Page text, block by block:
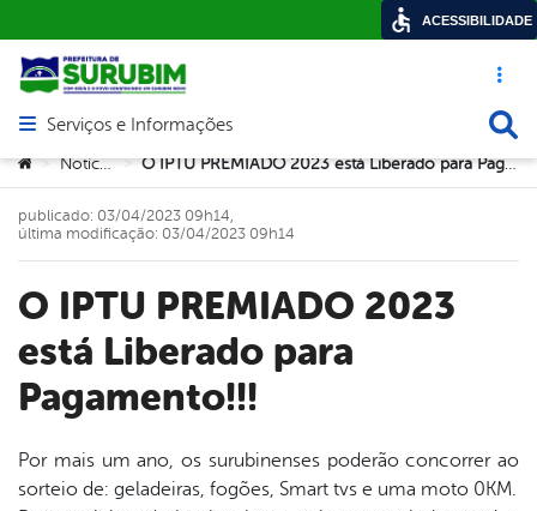
Acesso
Abrir menu principal de navegação
Serviços e Informações
Você está aqui:
> Notícias > O IPTU PREMIADO 2023 está Liberado para Pagamento!!!
O IPTU PREMIADO 2023
está Liberado para
Pagamento!!!
publicado: 03/04/2023 09h14,
última modificação: 03/04/2023 09h14
Por mais um ano, os surubinenses poderão concorrer ao
sorteio de: geladeiras, fogões, Smart tvs e uma moto 0KM.
ACESSIBILIDADE